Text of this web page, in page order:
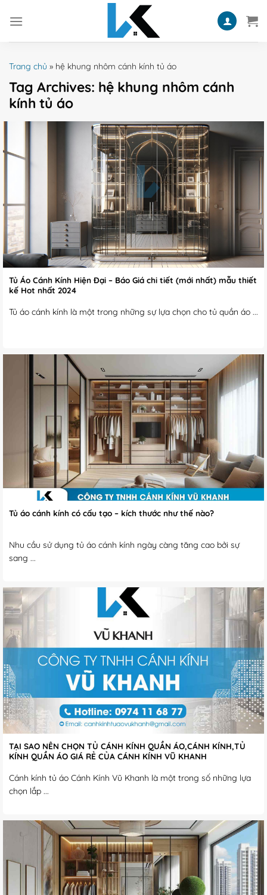
Trang chủ » hệ khung nhôm cánh kính tủ áo
Tag Archives: hệ khung nhôm cánh
kính tủ áo
Tủ Áo Cánh Kính Hiện Đại – Báo Giá chi tiết (mới nhất) mẫu thiết
kế Hot nhất 2024
Tủ áo cánh kính là một trong những sự lựa chọn cho tủ quần áo ...
Tủ áo cánh kính có cấu tạo – kích thước như thế nào?
Nhu cầu sử dụng tủ áo cánh kính ngày càng tăng cao bởi sự
sang ...
TẠI SAO NÊN CHỌN TỦ CÁNH KÍNH QUẦN ÁO,CÁNH KÍNH,TỦ
KÍNH QUẦN ÁO GIÁ RẺ CỦA CÁNH KÍNH VŨ KHANH
Cánh kính tủ áo Cánh Kính Vũ Khanh là một trong số những lựa
chọn lắp ...